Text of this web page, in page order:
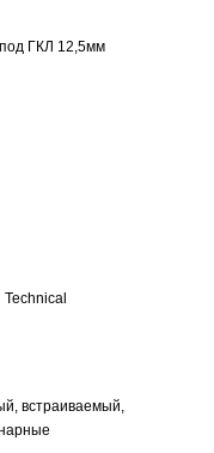
ГКЛ 12,5мм
Technical
встраиваемый,